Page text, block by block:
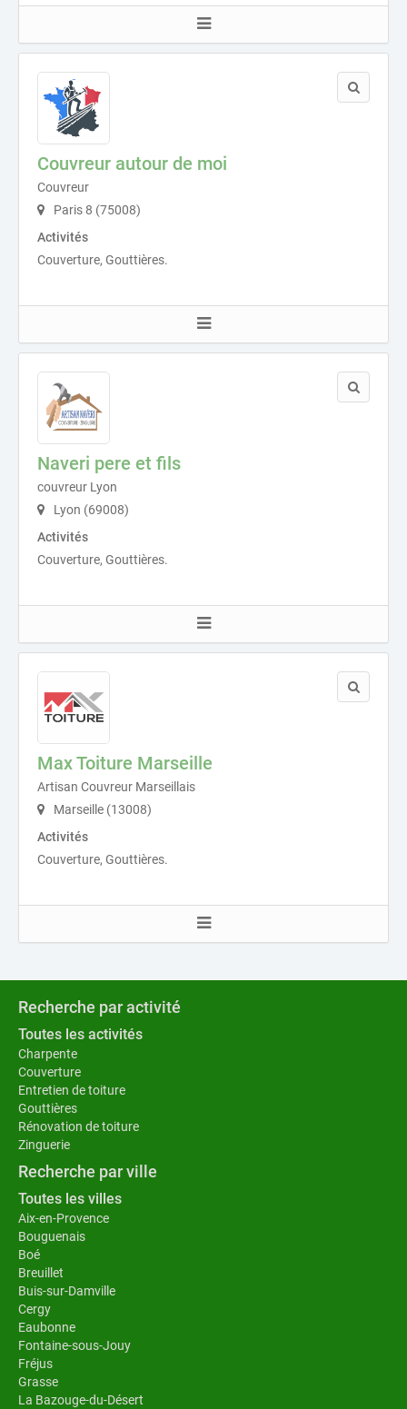
Couvreur autour de moi
Couvreur
Paris 8 (75008)
Activités
Couverture, Gouttières.
Naveri pere et fils
couvreur Lyon
Lyon (69008)
Activités
Couverture, Gouttières.
Max Toiture Marseille
Artisan Couvreur Marseillais
Marseille (13008)
Activités
Couverture, Gouttières.
Recherche par activité
Toutes les activités
Charpente
Couverture
Entretien de toiture
Gouttières
Rénovation de toiture
Zinguerie
Recherche par ville
Toutes les villes
Aix-en-Provence
Bouguenais
Boé
Breuillet
Buis-sur-Damville
Cergy
Eaubonne
Fontaine-sous-Jouy
Fréjus
Grasse
La Bazouge-du-Désert